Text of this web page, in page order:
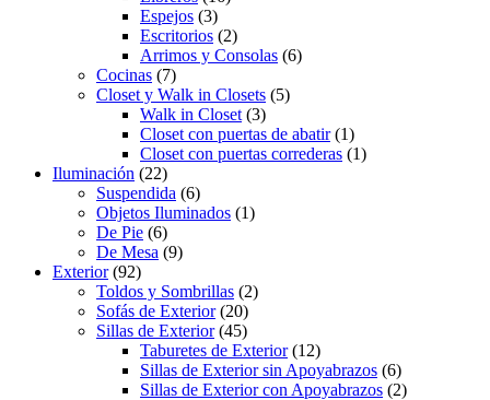
Espejos (3)
Escritorios (2)
Arrimos y Consolas (6)
Cocinas (7)
Closet y Walk in Closets (5)
Walk in Closet (3)
Closet con puertas de abatir(1)
Closet con puertas correderas (1)
Iluminación (22)
Suspendida (6)
Objetos Iluminados (1)
De Pie (6)
De Mesa (9)
Exterior(92)
Toldos y Sombrillas (2)
Sofás de Exterior(20)
Sillas de Exterior(45)
Taburetes de Exterior(12)
Sillas de Exterior sin Apoyabrazos (6)
Sillas de Exterior con Apoyabrazos (2)